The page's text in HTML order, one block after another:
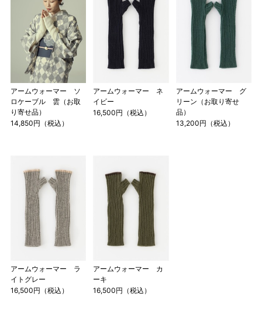
アームウォーマー ソ
ロケーブル 雲（お取
り寄せ品）
14,850円（税込）
アームウォーマー ネ
イビー
16,500円（税込）
アームウォーマー グ
リーン（お取り寄せ
品）
13,200円（税込）
アームウォーマー ラ
イトグレー
16,500円（税込）
アームウォーマー カ
ーキ
16,500円（税込）